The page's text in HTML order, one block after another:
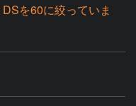
を60に絞っていま